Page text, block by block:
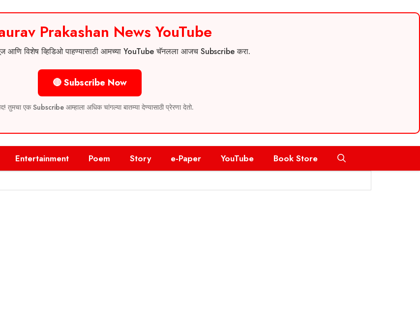
Prakashan News YouTube
आणि विशेष व्हिडिओ पाहण्यासाठी आमच्या YouTube चॅनलला आजच Subscribe करा.
🔴 Subscribe Now
तुमचा एक Subscribe आम्हाला अधिक चांगल्या बातम्या देण्यासाठी प्रेरणा देतो.
Entertainment Poem Story e-Paper YouTube Book Store